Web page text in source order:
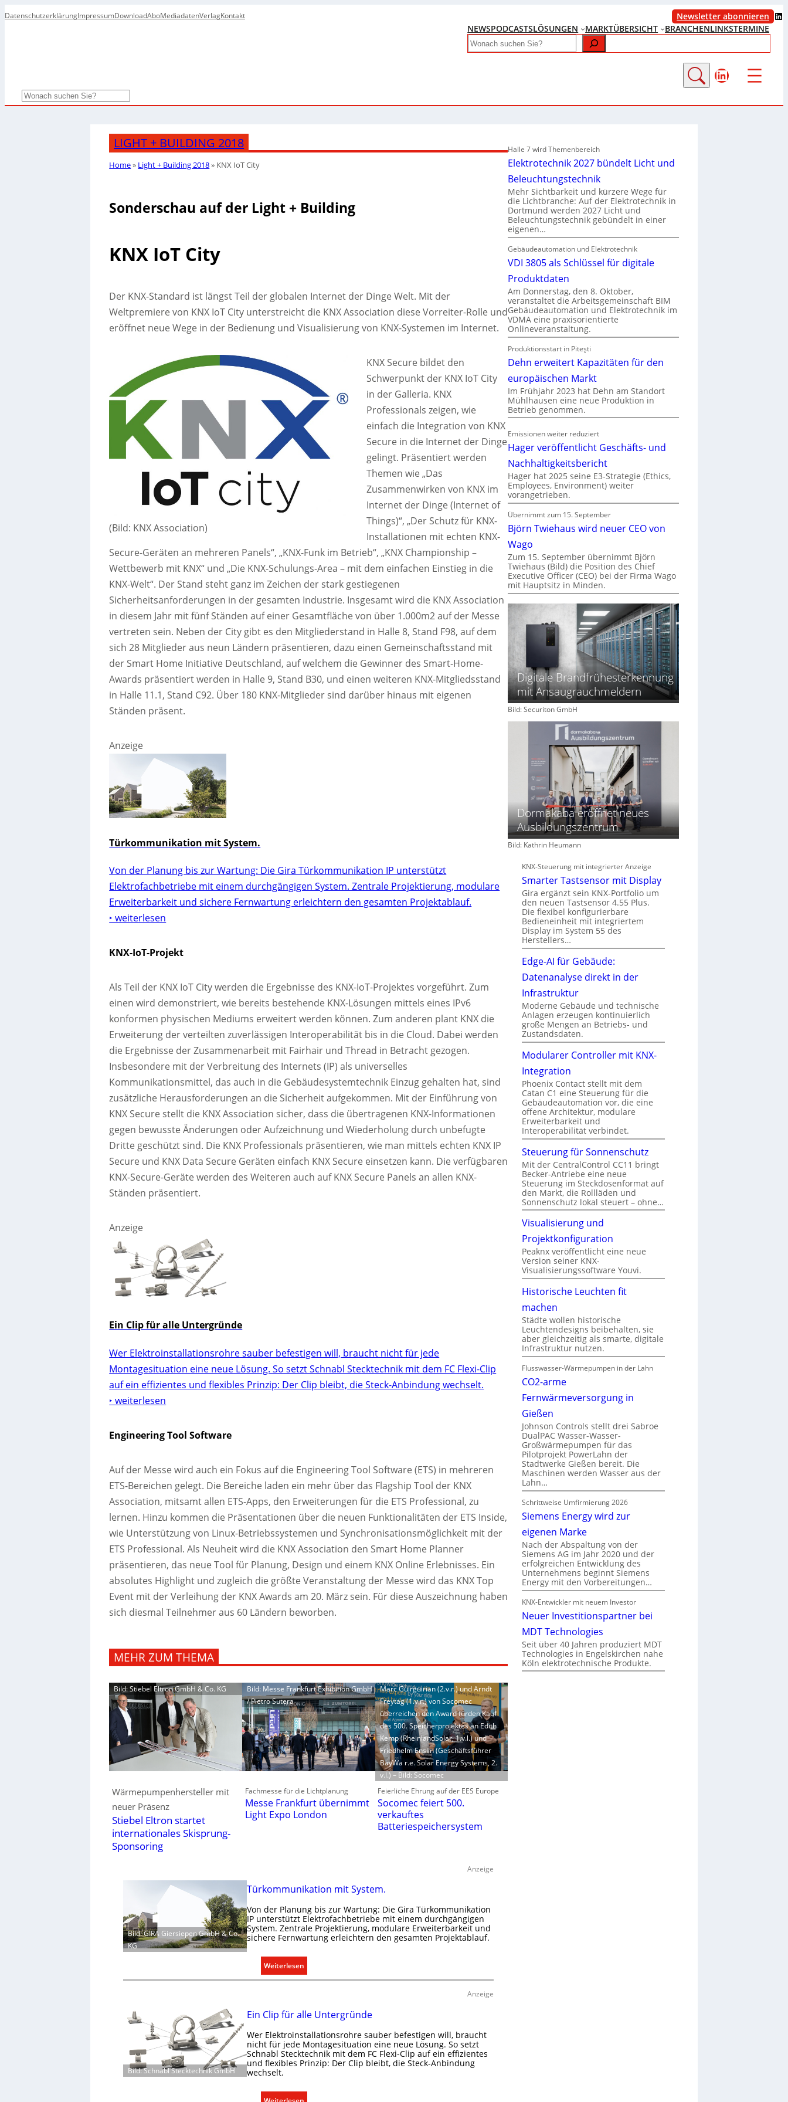
DatenschutzerklärungImpressumDownloadAboMediadatenVerlagKontakt Newsletter abonnieren LinkedIn
NEWSPODCASTSLÖSUNGEN MARKTÜBERSICHT BRANCHENLINKSTERMINE
Search
LinkedIn
Search
LIGHT + BUILDING 2018
Home» Light + Building 2018» KNX IoT City
Sonderschau auf der Light + Building
KNX IoT City
Der KNX-Standard ist längst Teil der globalen Internet der Dinge Welt. Mit der
Weltpremiere von KNX IoT City unterstreicht die KNX Association diese Vorreiter-Rolle und
eröffnet neue Wege in der Bedienung und Visualisierung von KNX-Systemen im Internet.
(Bild: KNX Association)
KNX Secure bildet den
Schwerpunkt der KNX IoT City
in der Galleria. KNX
Professionals zeigen, wie
einfach die Integration von KNX
Secure in die Internet der Dinge
gelingt. Präsentiert werden
Themen wie „Das
Zusammenwirken von KNX im
Internet der Dinge (Internet of
Things)“, „Der Schutz für KNX-
Installationen mit echten KNX-
Secure-Geräten an mehreren Panels“, „KNX-Funk im Betrieb“, „KNX Championship –
Wettbewerb mit KNX“ und „Die KNX-Schulungs-Area – mit dem einfachen Einstieg in die
KNX-Welt“. Der Stand steht ganz im Zeichen der stark gestiegenen
Sicherheitsanforderungen in der gesamten Industrie. Insgesamt wird die KNX Association
in diesem Jahr mit fünf Ständen auf einer Gesamtfläche von über 1.000m2 auf der Messe
vertreten sein. Neben der City gibt es den Mitgliederstand in Halle 8, Stand F98, auf dem
sich 28 Mitglieder aus neun Ländern präsentieren, dazu einen Gemeinschaftsstand mit
der Smart Home Initiative Deutschland, auf welchem die Gewinner des Smart-Home-
Awards präsentiert werden in Halle 9, Stand B30, und einen weiteren KNX-Mitgliedsstand
in Halle 11.1, Stand C92. Über 180 KNX-Mitglieder sind darüber hinaus mit eigenen
Ständen präsent.
Anzeige
Türkommunikation mit System.
Von der Planung bis zur Wartung: Die Gira Türkommunikation IP unterstützt
Elektrofachbetriebe mit einem durchgängigen System. Zentrale Projektierung, modulare
Erweiterbarkeit und sichere Fernwartung erleichtern den gesamten Projektablauf.
‣ weiterlesen
KNX-IoT-Projekt
Als Teil der KNX IoT City werden die Ergebnisse des KNX-IoT-Projektes vorgeführt. Zum
einen wird demonstriert, wie bereits bestehende KNX-Lösungen mittels eines IPv6
konformen physischen Mediums erweitert werden können. Zum anderen plant KNX die
Erweiterung der verteilten zuverlässigen Interoperabilität bis in die Cloud. Dabei werden
die Ergebnisse der Zusammenarbeit mit Fairhair und Thread in Betracht gezogen.
Insbesondere mit der Verbreitung des Internets (IP) als universelles
Kommunikationsmittel, das auch in die Gebäudesystemtechnik Einzug gehalten hat, sind
zusätzliche Herausforderungen an die Sicherheit aufgekommen. Mit der Einführung von
KNX Secure stellt die KNX Association sicher, dass die übertragenen KNX-Informationen
gegen bewusste Änderungen oder Aufzeichnung und Wiederholung durch unbefugte
Dritte geschützt sind. Die KNX Professionals präsentieren, wie man mittels echten KNX IP
Secure und KNX Data Secure Geräten einfach KNX Secure einsetzen kann. Die verfügbaren
KNX-Secure-Geräte werden des Weiteren auch auf KNX Secure Panels an allen KNX-
Ständen präsentiert.
Anzeige
Ein Clip für alle Untergründe
Wer Elektroinstallationsrohre sauber befestigen will, braucht nicht für jede
Montagesituation eine neue Lösung. So setzt Schnabl Stecktechnik mit dem FC Flexi-Clip
auf ein effizientes und flexibles Prinzip: Der Clip bleibt, die Steck-Anbindung wechselt.
‣ weiterlesen
Engineering Tool Software
Auf der Messe wird auch ein Fokus auf die Engineering Tool Software (ETS) in mehreren
ETS-Bereichen gelegt. Die Bereiche laden ein mehr über das Flagship Tool der KNX
Association, mitsamt allen ETS-Apps, den Erweiterungen für die ETS Professional, zu
lernen. Hinzu kommen die Präsentationen über die neuen Funktionalitäten der ETS Inside,
wie Unterstützung von Linux-Betriebssystemen und Synchronisationsmöglichkeit mit der
ETS Professional. Als Neuheit wird die KNX Association den Smart Home Planner
präsentieren, das neue Tool für Planung, Design und einem KNX Online Erlebnisses. Ein
absolutes Highlight und zugleich die größte Veranstaltung der Messe wird das KNX Top
Event mit der Verleihung der KNX Awards am 20. März sein. Für diese Auszeichnung haben
sich diesmal Teilnehmer aus 60 Ländern beworben.
MEHR ZUM THEMA
Bild: Stiebel Eltron GmbH & Co. KG
Wärmepumpenhersteller mit
neuer Präsenz
Stiebel Eltron startet
internationales Skisprung-
Sponsoring
Bild: Messe Frankfurt Exhibition GmbH
/ Pietro Sutera
Fachmesse für die Lichtplanung
Messe Frankfurt übernimmt
Light Expo London
Marc Guirguirian (2.v.r.) und Arndt
Freytag (1.v.r.) von Socomec
überreichen den Award fürden Kauf
des 500. Speicherprojektes an Edith
Kemp (RheinlandSolar, 1.v.l.) und
Friedhelm Enslin (Geschäftsführer
BayWa r.e. Solar Energy Systems, 2.
v.l.) – Bild: Socomec
Feierliche Ehrung auf der EES Europe
Socomec feiert 500.
verkauftes
Batteriespeichersystem
Anzeige
Bild: GIRA Giersiepen GmbH & Co.
KG
Türkommunikation mit System.
Von der Planung bis zur Wartung: Die Gira Türkommunikation
IP unterstützt Elektrofachbetriebe mit einem durchgängigen
System. Zentrale Projektierung, modulare Erweiterbarkeit und
sichere Fernwartung erleichtern den gesamten Projektablauf.
Weiterlesen:
T
k
m
m
u
Anzeige
Bild: Schnabl Stecktechnik GmbH
Ein Clip für alle Untergründe
Wer Elektroinstallationsrohre sauber befestigen will, braucht
nicht für jede Montagesituation eine neue Lösung. So setzt
Schnabl Stecktechnik mit dem FC Flexi-Clip auf ein effizientes
und flexibles Prinzip: Der Clip bleibt, die Steck-Anbindung
wechselt.
:
Halle 7 wird Themenbereich
Elektrotechnik 2027 bündelt Licht und
Beleuchtungstechnik
Mehr Sichtbarkeit und kürzere Wege für
die Lichtbranche: Auf der Elektrotechnik in
Dortmund werden 2027 Licht und
Beleuchtungstechnik gebündelt in einer
eigenen…
Gebäudeautomation und Elektrotechnik
VDI 3805 als Schlüssel für digitale
Produktdaten
Am Donnerstag, den 8. Oktober,
veranstaltet die Arbeitsgemeinschaft BIM
Gebäudeautomation und Elektrotechnik im
VDMA eine praxisorientierte
Onlineveranstaltung.
Produktionsstart in Piteşti
Dehn erweitert Kapazitäten für den
europäischen Markt
Im Frühjahr 2023 hat Dehn am Standort
Mühlhausen eine neue Produktion in
Betrieb genommen.
Emissionen weiter reduziert
Hager veröffentlicht Geschäfts- und
Nachhaltigkeitsbericht
Hager hat 2025 seine E3-Strategie (Ethics,
Employees, Environment) weiter
vorangetrieben.
Übernimmt zum 15. September
Björn Twiehaus wird neuer CEO von
Wago
Zum 15. September übernimmt Björn
Twiehaus (Bild) die Position des Chief
Executive Officer (CEO) bei der Firma Wago
mit Hauptsitz in Minden.
Digitale Brandfrühesterkennung
mit Ansaugrauchmeldern
Bild: Securiton GmbH
Dormakaba eröffnet neues
Ausbildungszentrum
Bild: Kathrin Heumann
KNX-Steuerung mit integrierter Anzeige
Smarter Tastsensor mit Display
Gira ergänzt sein KNX-Portfolio um
den neuen Tastsensor 4.55 Plus.
Die flexibel konfigurierbare
Bedieneinheit mit integriertem
Display im System 55 des
Herstellers…
Edge-AI für Gebäude:
Datenanalyse direkt in der
Infrastruktur
Moderne Gebäude und technische
Anlagen erzeugen kontinuierlich
große Mengen an Betriebs- und
Zustandsdaten.
Modularer Controller mit KNX-
Integration
Phoenix Contact stellt mit dem
Catan C1 eine Steuerung für die
Gebäudeautomation vor, die eine
offene Architektur, modulare
Erweiterbarkeit und
Interoperabilität verbindet.
Steuerung für Sonnenschutz
Mit der CentralControl CC11 bringt
Becker-Antriebe eine neue
Steuerung im Steckdosenformat auf
den Markt, die Rollläden und
Sonnenschutz lokal steuert – ohne…
Visualisierung und
Projektkonfiguration
Peaknx veröffentlicht eine neue
Version seiner KNX-
Visualisierungssoftware Youvi.
Historische Leuchten fit
machen
Städte wollen historische
Leuchtendesigns beibehalten, sie
aber gleichzeitig als smarte, digitale
Infrastruktur nutzen.
Flusswasser-Wärmepumpen in der Lahn
CO2-arme
Fernwärmeversorgung in
Gießen
Johnson Controls stellt drei Sabroe
DualPAC Wasser-Wasser-
Großwärmepumpen für das
Pilotprojekt PowerLahn der
Stadtwerke Gießen bereit. Die
Maschinen werden Wasser aus der
Lahn…
Schrittweise Umfirmierung 2026
Siemens Energy wird zur
eigenen Marke
Nach der Abspaltung von der
Siemens AG im Jahr 2020 und der
erfolgreichen Entwicklung des
Unternehmens beginnt Siemens
Energy mit den Vorbereitungen…
KNX-Entwickler mit neuem Investor
Neuer Investitionspartner bei
MDT Technologies
Seit über 40 Jahren produziert MDT
Technologies in Engelskirchen nahe
Köln elektrotechnische Produkte.